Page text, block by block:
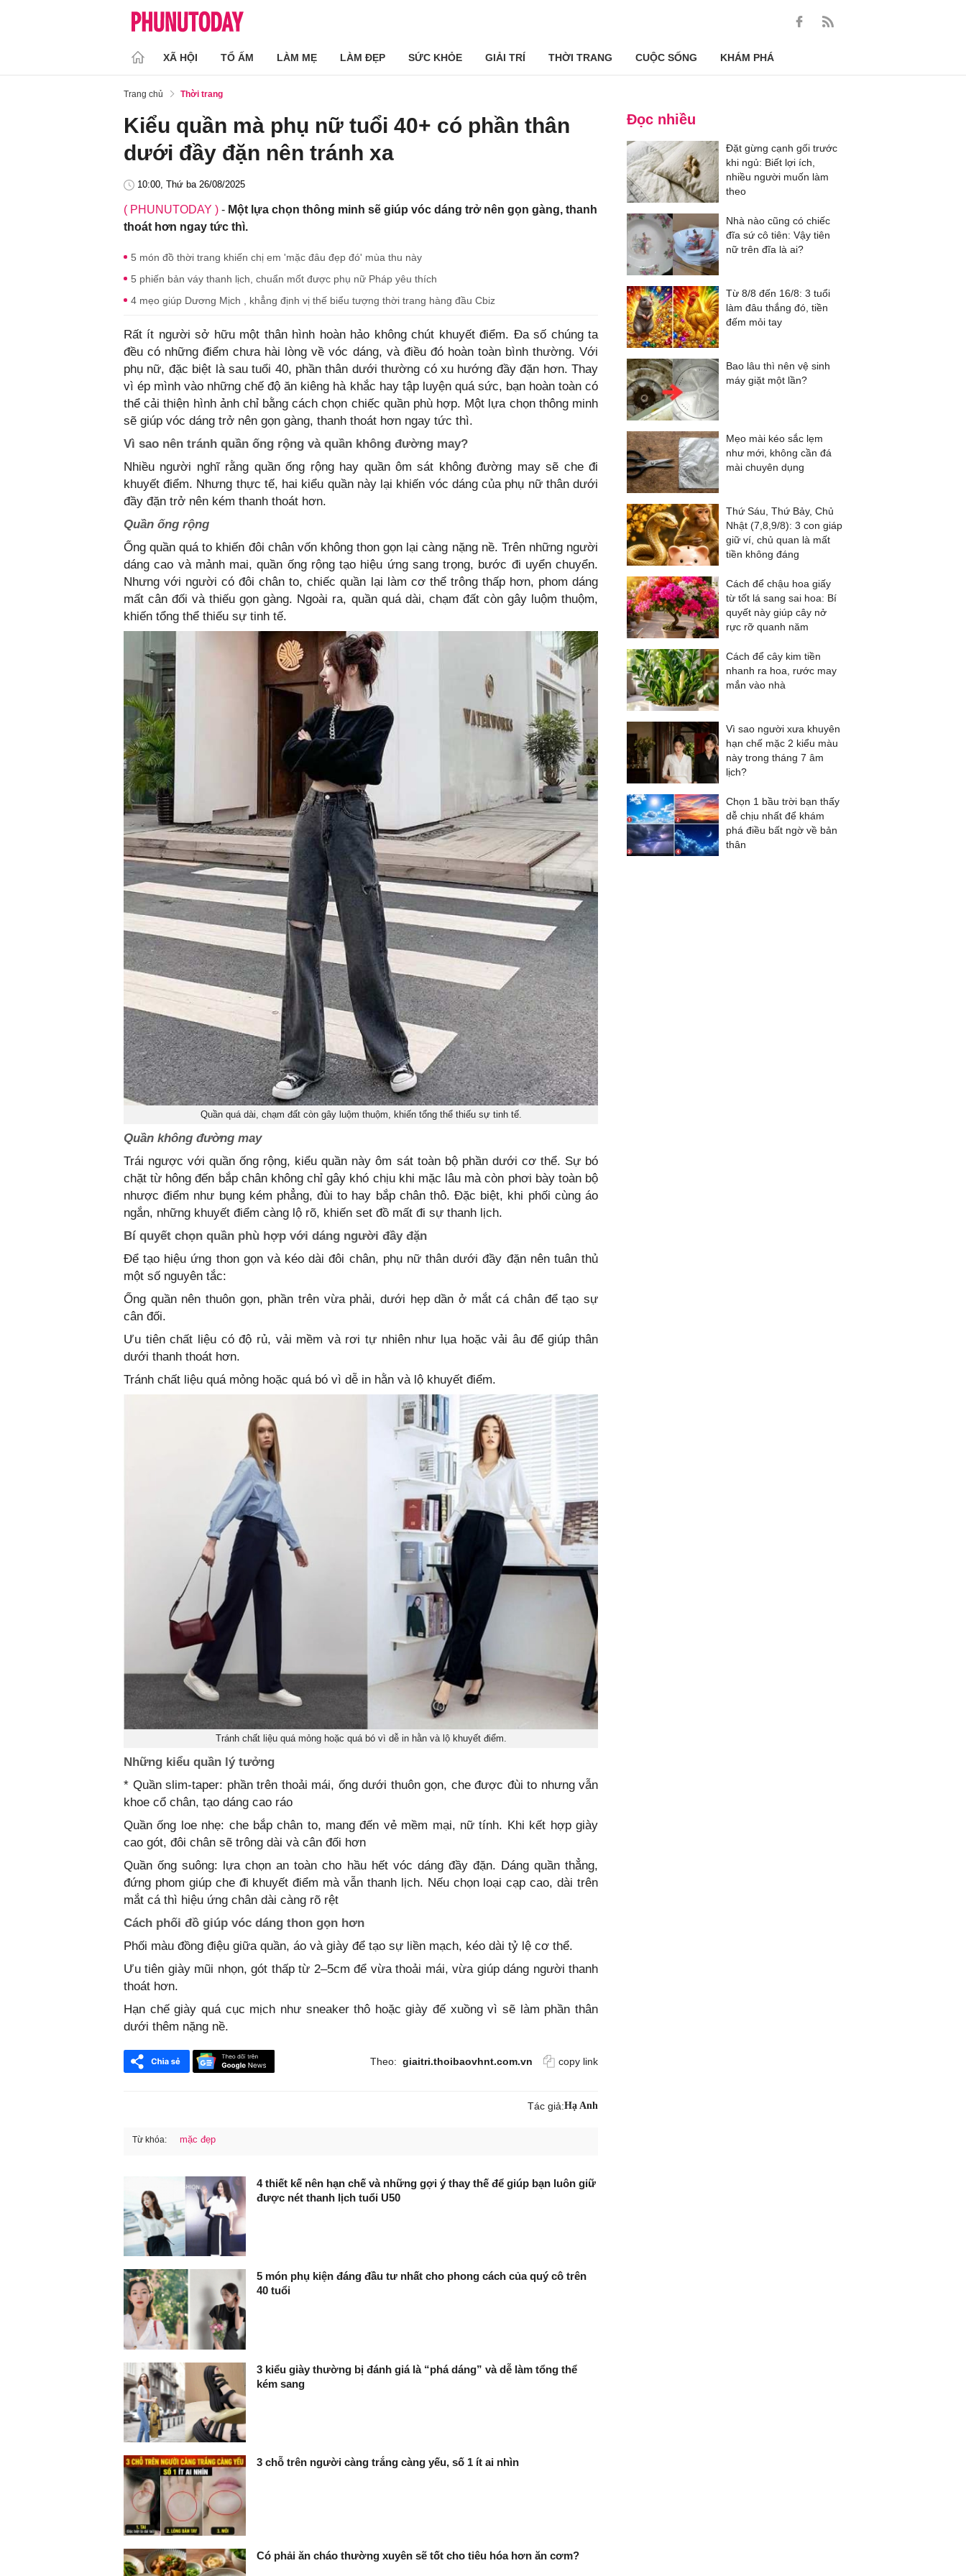
XÃ HỘI TỔ ẤM LÀM MẸ LÀM ĐẸP SỨC KHỎE GIẢI TRÍ THỜI TRANG CUỘC SỐNG KHÁM PHÁ
Trang chủ Thời trang
Kiểu quần mà phụ nữ tuổi 40+ có phần thân
dưới đầy đặn nên tránh xa
10:00, Thứ ba 26/08/2025
( PHUNUTODAY ) - Một lựa chọn thông minh sẽ giúp vóc dáng trở nên gọn gàng, thanh
thoát hơn ngay tức thì.
5 món đồ thời trang khiến chị em 'mặc đâu đẹp đó' mùa thu này
5 phiến bản váy thanh lịch, chuẩn mốt được phụ nữ Pháp yêu thích
4 mẹo giúp Dương Mịch , khẳng định vị thế biểu tượng thời trang hàng đầu Cbiz
Rất ít người sở hữu một thân hình hoàn hảo không chút khuyết điểm. Đa số chúng ta
đều có những điểm chưa hài lòng về vóc dáng, và điều đó hoàn toàn bình thường. Với
phụ nữ, đặc biệt là sau tuổi 40, phần thân dưới thường có xu hướng đầy đặn hơn. Thay
vì ép mình vào những chế độ ăn kiêng hà khắc hay tập luyện quá sức, bạn hoàn toàn có
thể cải thiện hình ảnh chỉ bằng cách chọn chiếc quần phù hợp. Một lựa chọn thông minh
sẽ giúp vóc dáng trở nên gọn gàng, thanh thoát hơn ngay tức thì.
Vì sao nên tránh quần ống rộng và quần không đường may?
Nhiều người nghĩ rằng quần ống rộng hay quần ôm sát không đường may sẽ che đi
khuyết điểm. Nhưng thực tế, hai kiểu quần này lại khiến vóc dáng của phụ nữ thân dưới
đầy đặn trở nên kém thanh thoát hơn.
Quần ống rộng
Ống quần quá to khiến đôi chân vốn không thon gọn lại càng nặng nề. Trên những người
dáng cao và mảnh mai, quần ống rộng tạo hiệu ứng sang trọng, bước đi uyển chuyển.
Nhưng với người có đôi chân to, chiếc quần lại làm cơ thể trông thấp hơn, phom dáng
mất cân đối và thiếu gọn gàng. Ngoài ra, quần quá dài, chạm đất còn gây luộm thuộm,
khiến tổng thể thiếu sự tinh tế.
Quần quá dài, chạm đất còn gây luộm thuộm, khiến tổng thể thiếu sự tinh tế.
Quần không đường may
Trái ngược với quần ống rộng, kiểu quần này ôm sát toàn bộ phần dưới cơ thể. Sự bó
chặt từ hông đến bắp chân không chỉ gây khó chịu khi mặc lâu mà còn phơi bày toàn bộ
nhược điểm như bụng kém phẳng, đùi to hay bắp chân thô. Đặc biệt, khi phối cùng áo
ngắn, những khuyết điểm càng lộ rõ, khiến set đồ mất đi sự thanh lịch.
Bí quyết chọn quần phù hợp với dáng người đầy đặn
Để tạo hiệu ứng thon gọn và kéo dài đôi chân, phụ nữ thân dưới đầy đặn nên tuân thủ
một số nguyên tắc:
Ống quần nên thuôn gọn, phần trên vừa phải, dưới hẹp dần ở mắt cá chân để tạo sự
cân đối.
Ưu tiên chất liệu có độ rủ, vải mềm và rơi tự nhiên như lụa hoặc vải âu để giúp thân
dưới thanh thoát hơn.
Tránh chất liệu quá mỏng hoặc quá bó vì dễ in hằn và lộ khuyết điểm.
Tránh chất liệu quá mỏng hoặc quá bó vì dễ in hằn và lộ khuyết điểm.
Những kiểu quần lý tưởng
* Quần slim-taper: phần trên thoải mái, ống dưới thuôn gọn, che được đùi to nhưng vẫn
khoe cổ chân, tạo dáng cao ráo
Quần ống loe nhẹ: che bắp chân to, mang đến vẻ mềm mại, nữ tính. Khi kết hợp giày
cao gót, đôi chân sẽ trông dài và cân đối hơn
Quần ống suông: lựa chọn an toàn cho hầu hết vóc dáng đầy đặn. Dáng quần thẳng,
đứng phom giúp che đi khuyết điểm mà vẫn thanh lịch. Nếu chọn loại cạp cao, dài trên
mắt cá thì hiệu ứng chân dài càng rõ rệt
Cách phối đồ giúp vóc dáng thon gọn hơn
Phối màu đồng điệu giữa quần, áo và giày để tạo sự liền mạch, kéo dài tỷ lệ cơ thể.
Ưu tiên giày mũi nhọn, gót thấp từ 2–5cm để vừa thoải mái, vừa giúp dáng người thanh
thoát hơn.
Hạn chế giày quá cục mịch như sneaker thô hoặc giày đế xuồng vì sẽ làm phần thân
dưới thêm nặng nề.
Theo: giaitri.thoibaovhnt.com.vn copy link
Tác giả:Hạ Anh
Từ khóa: mặc đẹp
4 thiết kế nên hạn chế và những gợi ý thay thế để giúp bạn luôn giữ
được nét thanh lịch tuổi U50
5 món phụ kiện đáng đầu tư nhất cho phong cách của quý cô trên
40 tuổi
3 kiểu giày thường bị đánh giá là “phá dáng” và dễ làm tổng thể
kém sang
3 chỗ trên người càng trắng càng yếu, số 1 ít ai nhìn
Có phải ăn cháo thường xuyên sẽ tốt cho tiêu hóa hơn ăn cơm?
Đọc nhiều
Đặt gừng cạnh gối trước
khi ngủ: Biết lợi ích,
nhiều người muốn làm
theo
Nhà nào cũng có chiếc
đĩa sứ cô tiên: Vậy tiên
nữ trên đĩa là ai?
Từ 8/8 đến 16/8: 3 tuổi
làm đâu thắng đó, tiền
đếm mỏi tay
Bao lâu thì nên vệ sinh
máy giặt một lần?
Mẹo mài kéo sắc lẹm
như mới, không cần đá
mài chuyên dụng
Thứ Sáu, Thứ Bảy, Chủ
Nhật (7,8,9/8): 3 con giáp
giữ ví, chủ quan là mất
tiền không đáng
Cách để chậu hoa giấy
từ tốt lá sang sai hoa: Bí
quyết này giúp cây nở
rực rỡ quanh năm
Cách để cây kim tiền
nhanh ra hoa, rước may
mắn vào nhà
Vì sao người xưa khuyên
hạn chế mặc 2 kiểu màu
này trong tháng 7 âm
lịch?
Chọn 1 bầu trời bạn thấy
dễ chịu nhất để khám
phá điều bất ngờ về bản
thân